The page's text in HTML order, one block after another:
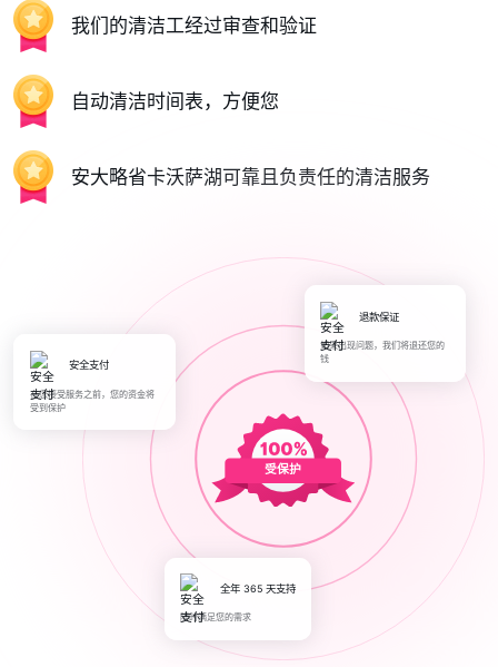
我们的清洁工经过审查和验证
自动清洁时间表，方便您
安大略省卡沃萨湖可靠且负责任的清洁服务
受保护
安全支付
在您接受服务之前，您的资金将
受到保护
退款保证
如果出现问题，我们将退还您的
钱
全年 365 天支持
随时满足您的需求